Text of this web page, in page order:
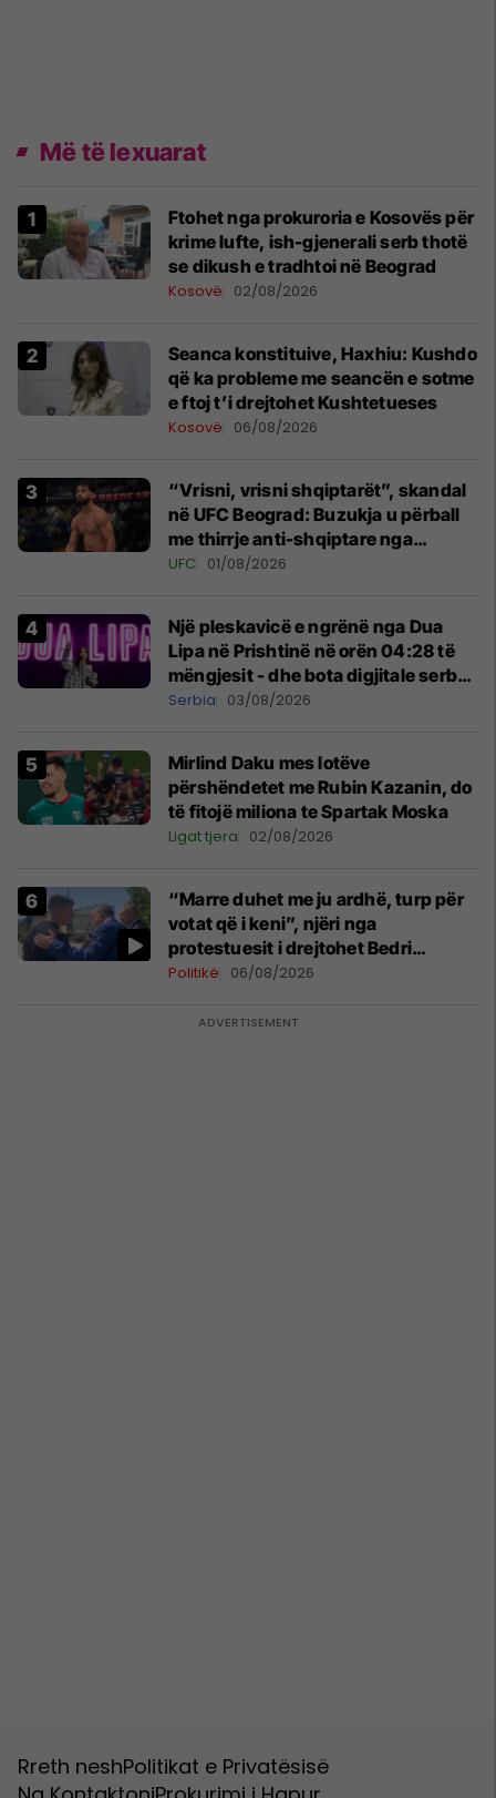
Më të lexuarat
Ftohet nga prokuroria e Kosovës për
krime lufte, ish-gjenerali serb thotë
se dikush e tradhtoi në Beograd
Kosovë 02/08/2026
Seanca konstituive, Haxhiu: Kushdo
që ka probleme me seancën e sotme
e ftoj t’i drejtohet Kushtetueses
Kosovë 06/08/2026
“Vrisni, vrisni shqiptarët”, skandal
në UFC Beograd: Buzukja u përball
me thirrje anti-shqiptare nga
tribunat
UFC 01/08/2026
Një pleskavicë e ngrënë nga Dua
Lipa në Prishtinë në orën 04:28 të
mëngjesit - dhe bota digjitale serbe
shpall gjendjen e luftës
Serbia 03/08/2026
Mirlind Daku mes lotëve
përshëndetet me Rubin Kazanin, do
të fitojë miliona te Spartak Moska
Ligat tjera 02/08/2026
“Marre duhet me ju ardhë, turp për
votat që i keni”, njëri nga
protestuesit i drejtohet Bedri
Hamzës
Politikë 06/08/2026
Rreth neshPolitikat e Privatësisë